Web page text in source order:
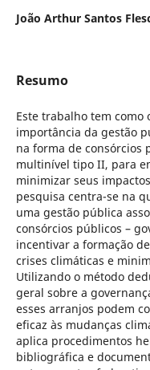
João Arthur Santos
Resumo
Este trabalho tem
importância da gestão
na forma de consórcios
multinível tipo II, para
minimizar seus
pesquisa centra-se na
uma gestão pública
consórcios públicos –
incentivar a formação
crises climáticas e
Utilizando o método
geral sobre a
esses arranjos podem
eficaz às mudanças
aplica procedimentos
bibliográfica e